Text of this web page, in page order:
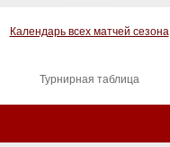
Календарь всех матчей сезона
Турнирная таблица